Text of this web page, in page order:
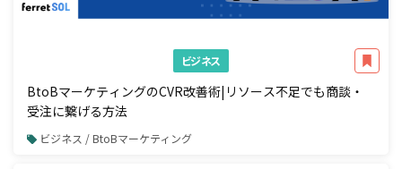
ビジネス
BtoBマーケティングのCVR改善術|リソース不足でも商談・
受注に繋げる方法
ビジネス / BtoBマーケティング